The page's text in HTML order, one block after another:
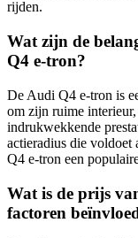
rijden.
Wat zijn de
Q4 e-tron?
De Audi Q4 e-tron is
om zijn ruime
indrukwekkende
actieradius die voldoet
Q4 e-tron een
Wat is de prijs
factoren